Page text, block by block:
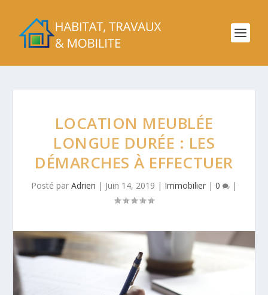
LOCATION MEUBLÉE
LONGUE DURÉE : LES
DÉMARCHES À EFFECTUER
Posté par Adrien | Juin 14, 2019 | Immobilier | 0 |